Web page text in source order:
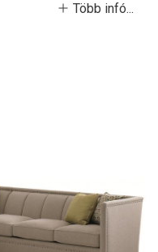
Több infó...